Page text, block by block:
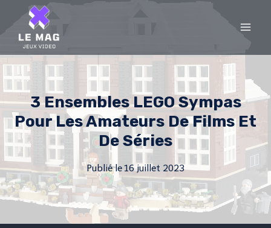
content
3 Ensembles LEGO Sympas
Pour Les Amateurs De Films Et
De Séries
Publié le16 juillet 2023